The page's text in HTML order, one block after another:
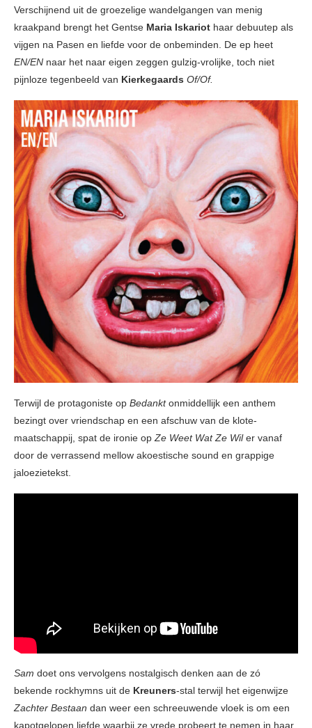
Verschijnend uit de groezelige wandelgangen van menig
kraakpand brengt het Gentse Maria Iskariot haar debuutep als
vijgen na Pasen en liefde voor de onbeminden. De ep heet
EN/EN naar het naar eigen zeggen gulzig-vrolijke, toch niet
pijnloze tegenbeeld van Kierkegaards Of/Of.
Terwijl de protagoniste op Bedanktonmiddellijk een anthem
bezingt over vriendschap en een afschuw van de klote-
maatschappij, spat de ironie op Ze Weet Wat Ze Wiler vanaf
door de verrassend mellow akoestische sound en grappige
jaloezietekst.
Sam doet ons vervolgens nostalgisch denken aan de zó
bekende rockhymns uit de Kreuners-stal terwijl het eigenwijze
Zachter Bestaan dan weer een schreeuwende vloek is om een
kapotgelopen liefde waarbij ze vrede probeert te nemen in haar